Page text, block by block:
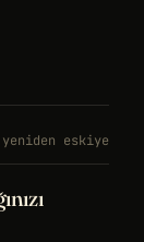
eskiye